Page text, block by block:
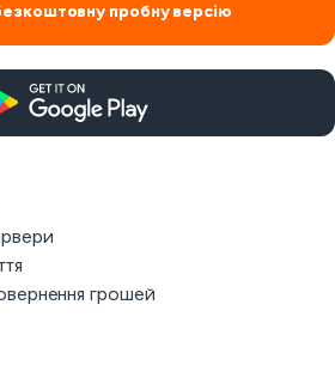
пробну версію
грошей